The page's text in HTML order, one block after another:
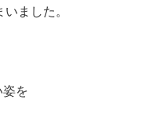
ました。
姿を